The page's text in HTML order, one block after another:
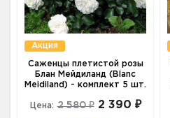
Акция
Саженцы плетистой розы
Блан Мейдиланд (Blanc
Meidiland) - комплект 5 шт.
Цена: 2 580 ₽ 2 390 ₽